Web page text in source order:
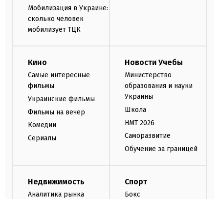
Мобилизация в Украине:
сколько человек
мобилизует ТЦК
Кино
Самые интересные
фильмы
Украинские фильмы
Фильмы на вечер
Комедии
Сериалы
Новости Учебы
Министерство
образования и науки
Украины
Школа
НМТ 2026
Саморазвитие
Обучение за границей
Недвижимость
Аналитика рынка
Спорт
Бокс